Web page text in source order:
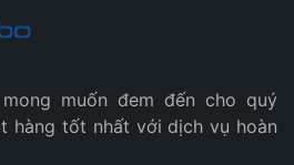
muốn đem đến cho quý
hàng tốt nhất với dịch vụ hoàn